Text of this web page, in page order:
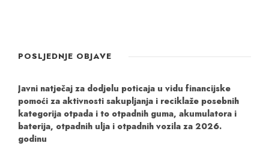
POSLJEDNJE OBJAVE
Javni natječaj za dodjelu poticaja u vidu financijske
pomoći za aktivnosti sakupljanja i reciklaže posebnih
kategorija otpada i to otpadnih guma, akumulatora i
baterija, otpadnih ulja i otpadnih vozila za 2026.
godinu